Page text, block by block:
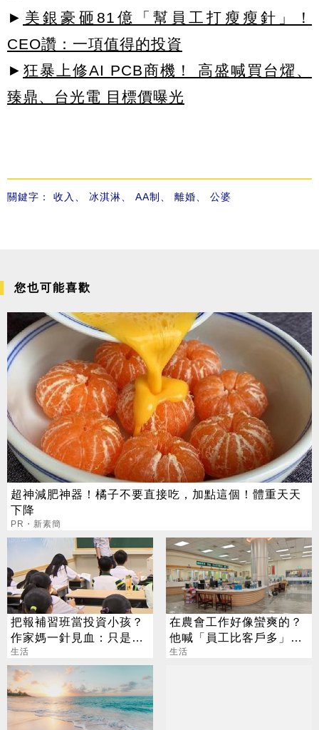
► 美銀豪砸81億「幫員工打瘦瘦針」！
CEO讚：一項值得的投資
► 狂暴上修AI PCB商機！ 高盛喊買台燿、
臻鼎、台光電 目標價曝光
關鍵字： 收入 冰淇淋 AA制 離婚 公婆
您也可能喜歡
超神減肥神器！橘子不要直接吃，加點這個！體重天天
下降
PR・新素簡
把報補習班當投資小孩？
作家媽一針見血：只是圖
心安
生活
在農會工作好像蠻爽的？
他喊「員工比客戶多」內
行人曝真相
生活